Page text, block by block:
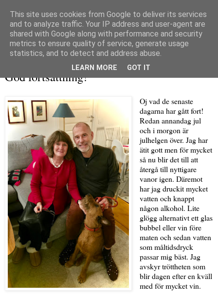
God fortsättning!
Oj vad de senaste
dagarna har gått fort!
Redan annandag jul
och i morgon är
julhelgen över. Jag har
ätit gott men för mycket
så nu blir det till att
återgå till nyttigare
vanor igen. Däremot
har jag druckit mycket
vatten och knappt
någon alkohol. Lite
glögg alternativt ett glas
bubbel eller vin före
maten och sedan vatten
som måltidsdryck
passar mig bäst. Jag
avskyr tröttheten som
blir dagen efter en kväll
med för mycket vin.
This site uses cookies from Google to deliver its services
and to analyze traffic. Your IP address and user-agent are
shared with Google along with performance and security
metrics to ensure quality of service, generate usage
statistics, and to detect and address abuse.
LEARN MORE GOT IT